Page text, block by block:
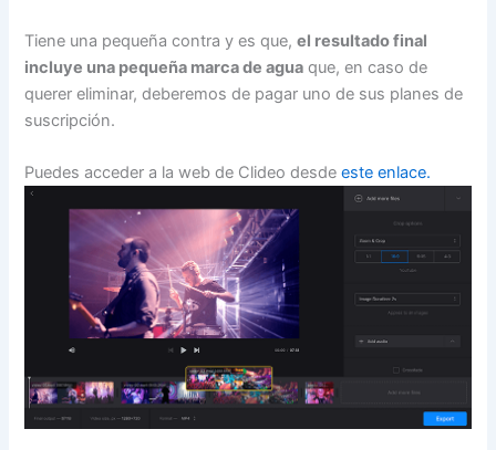
Tiene una pequeña contra y es que,el resultado final
incluye una pequeña marca de agua que, en caso de
querer eliminar, deberemos de pagar uno de sus planes de
suscripción.
Puedes acceder a la web de Clideo desdeeste enlace.